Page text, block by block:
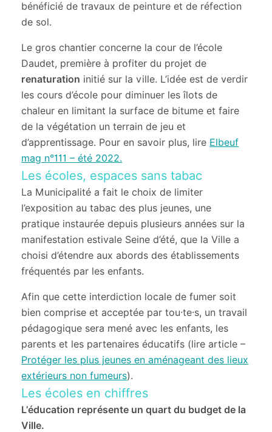
bénéficié de travaux de peinture et de réfection
de sol.
Le gros chantier concerne la cour de l’école
Daudet, première à profiter du projet de
renaturation initié sur la ville. L’idée est de verdir
les cours d’école pour diminuer les îlots de
chaleur en limitant la surface de bitume et faire
de la végétation un terrain de jeu et
d’apprentissage. Pour en savoir plus, lire Elbeuf
mag n°111 – été 2022.
Les écoles, espaces sans tabac
La Municipalité a fait le choix de limiter
l’exposition au tabac des plus jeunes, une
pratique instaurée depuis plusieurs années sur la
manifestation estivale Seine d’été, que la Ville a
choisi d’étendre aux abords des établissements
fréquentés par les enfants.
Afin que cette interdiction locale de fumer soit
bien comprise et acceptée par tou·te·s, un travail
pédagogique sera mené avec les enfants, les
parents et les partenaires éducatifs (lire article –
Protéger les plus jeunes en aménageant des lieux
extérieurs non fumeurs).
Les écoles en chiffres
L’éducation représente un quart du budget de la
Ville.